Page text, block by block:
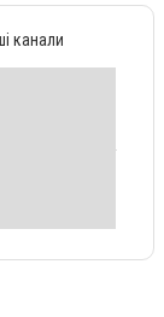
канали